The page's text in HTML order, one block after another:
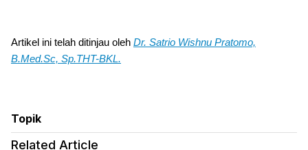
Artikel ini telah ditinjau oleh Dr. Satrio Wishnu Pratomo,
B.Med.Sc, Sp.THT-BKL.
Topik
Related Article